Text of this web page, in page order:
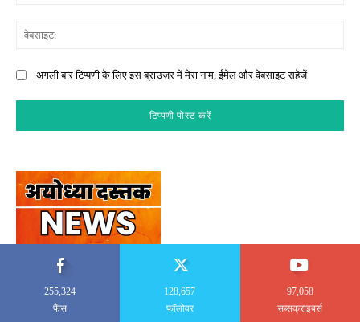
अगली बार टिप्पणी के लिए इस ब्राउज़र में मेरा नाम, ईमेल और वेबसाइट सहेजें
255,324
फैंस
128,657
फॉलोवर
97,058
सब्सक्राइबर्स